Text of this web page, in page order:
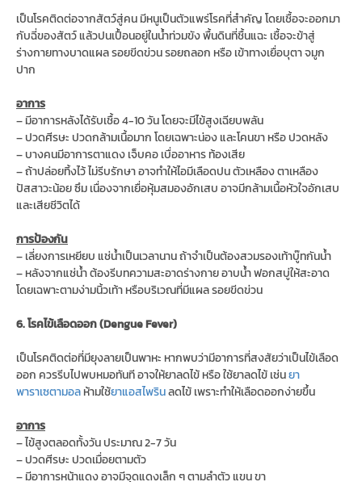
เป็นโรคติดต่อจากสัตว์สู่คน มีหนูเป็นตัวแพร่โรคที่สำคัญ โดยเชื้อจะออกมา
กับฉี่ของสัตว์ แล้วปนเปื้อนอยู่ในน้ำท่วมขัง พื้นดินที่ชื้นแฉะ เชื้อจะข้าสู่
ร่างกายทางบาดแผล รอยขีดข่วน รอยถลอก หรือ เข้าทางเยื่อบุตา จมูก
ปาก
อาการ
– มีอาการหลังได้รับเชื้อ 4-10 วัน โดยจะมีไข้สูงเฉียบพลัน
– ปวดศีรษะ ปวดกล้ามเนื้อมาก โดยเฉพาะน่อง และโคนขา หรือ ปวดหลัง
– บางคนมีอาการตาแดง เจ็บคอ เบื่ออาหาร ท้องเสีย
– ถ้าปล่อยทิ้งไว้ ไม่รีบรักษา อาจทำให้ไอมีเลือดปน ตัวเหลือง ตาเหลือง
ปัสสาวะน้อย ซึม เนื่องจากเยื่อหุ้มสมองอักเสบ อาจมีกล้ามเนื้อหัวใจอักเสบ
และเสียชีวิตได้
การป้องกัน
– เลี่ยงการเหยียบ แช่น้ำเป็นเวลานาน ถ้าจำเป็นต้องสวมรองเท้าบู๊ทกันน้ำ
– หลังจากแช่น้ำ ต้องรีบทความสะอาดร่างกาย อาบน้ำ ฟอกสบู่ให้สะอาด
โดยเฉพาะตามง่ามนิ้วเท้า หรือบริเวณที่มีแผล รอยขีดข่วน
6. โรคไข้เลือดออก (Dengue Fever)
เป็นโรคติดต่อที่มียุงลายเป็นพาหะ หากพบว่ามีอาการที่สงสัยว่าเป็นไข้เลือด
ออก ควรรีบไปพบหมอทันที อาจให้ยาลดไข้ หรือ ใช้ยาลดไข้ เช่นยา
พาราเซตามอล ห้ามใช้ยาแอสไพรินลดไข้ เพราะทำให้เลือดออกง่ายขึ้น
อาการ
– ไข้สูงตลอดทั้งวัน ประมาณ 2-7 วัน
– ปวดศีรษะ ปวดเมื่อยตามตัว
– มีอาการหน้าแดง อาจมีจุดแดงเล็ก ๆ ตามลำตัว แขน ขา